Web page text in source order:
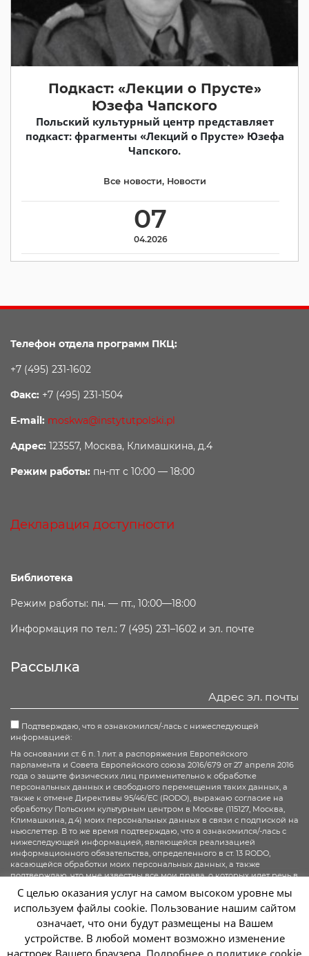
Подкаст: «Лекции о Прусте»
Юзефа Чапского
Польский культурный центр представляет
подкаст: фрагменты «Лекций о Прусте» Юзефа
Чапского.
07
04.2026
Все новости, Новости
Телефон отдела программ ПКЦ:
+7 (495) 231-1602
Факс: +7 (495) 231-1504
E-mail: moskwa@instytutpolski.pl
Адрес: 123557, Москва, Климашкина, д.4
Режим работы: пн-пт с 10:00 — 18:00
Декларация доступности
Библиотека
Режим работы: пн. — пт., 10:00—18:00
Информация по тел.: 7 (495) 231–1602 и эл. почте
Рассылка
Подтверждаю, что я ознакомился/-лась с нижеследующей
информацией:
На основании ст. 6 п. 1 лит. а распоряжения Европейского
парламента и Совета Европейского союза 2016/679 от 27 апреля 2016
года о защите физических лиц применительно к обработке
персональных данных и свободного перемещения таких данных, а
также к отмене Директивы 95/46/ЕС (RODO), выражаю согласие на
обработку Польским культурным центром в Москве (115127, Москва,
Климашкина, д.4) моих персональных данных в связи с подпиской на
ньюслеттер. В то же время подтверждаю, что я ознакомился/-лась с
нижеследующей информацией, являющейся реализацией
информационного обязательства, определенного в ст. 13 RODO,
касающейся обработки моих персональных данных, а также
подтверждаю, что мне известны все мои права, о которых идет речь в
Подписаться на рассылку
С целью оказания услуг на самом высоком уровне мы
используем файлы cookie. Пользование нашим сайтом
означает, что они будут размещены на Вашем
устройстве. В любой момент возможно изменение
настроек Вашего браузера. Подробнее о политике cookie